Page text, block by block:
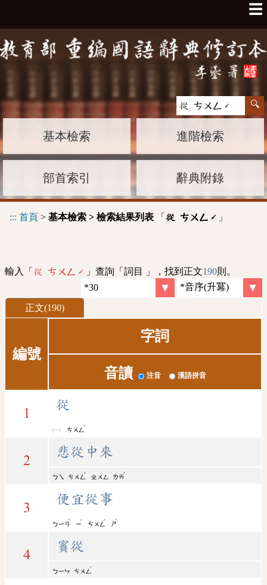
☰
基本檢索 進階檢索
部首索引 辭典附錄
::: 首頁 > 基本檢索 > 檢索結果列表 「 從 ㄘㄨㄥˊ 」
輸入「 從 ㄘㄨㄥˊ 」查詢「詞目 」，找到正文190則。
正文(190)
編號
字詞
音讀 注音 漢語拼音
1
從
ㄘㄨㄥ
ˊ
2
悲從中來
ㄅㄟ ㄘㄨㄥ
ˊ
ㄓㄨㄥ ㄌㄞ
ˊ
3
便宜從事
ㄅㄧㄢ
ˋ
ㄧ
ˊ
ㄘㄨㄥ
ˊ
ㄕ
ˋ
4
賓從
ㄅㄧㄣ ㄘㄨㄥ
ˊ